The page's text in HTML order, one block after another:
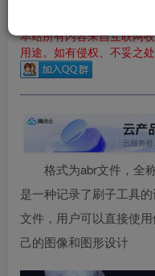
本站所有内容来自互联网
用途。如有侵权、不妥之
格式为abr文件，全
是一种记录了刷子工具
文件，用户可以直接使
己的图像和图形设计